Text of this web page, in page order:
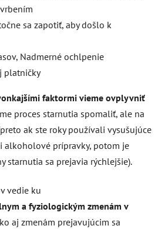
sa zapotiť, aby došlo k
Nadmerné ochlpenie
platničky
faktormi vieme ovplyvniť
proces starnutia spomaliť, ale na
ak ste roky používali vysušujúce
alkoholové prípravky, potom je
starnutia sa prejavia rýchlejšie).
vedie ku
a fyziologickým zmenám v
aj zmenám prejavujúcim sa